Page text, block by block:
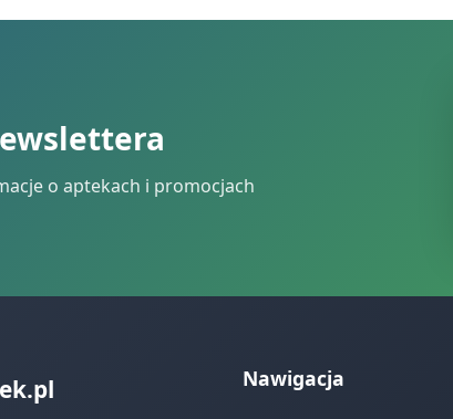
o aptekach i promocjach
Nawigacja